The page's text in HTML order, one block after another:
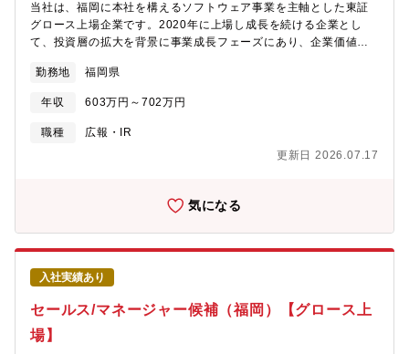
るセンター人員のリスキリングこれからのAI BPO時代において、
現場スタッフやSVに必要なスキルを再定義・整理します。それに
伴う教育・トレーニング体制の構築と実行を指揮し 、組織全体の
スキル底上げを牽引していただきます 。【募集背景】これまでの
発揮していただける方をお迎えしたいと考えています。同社のカ
（AR部））は現在、新ビジョン「労働集約型からの脱却と、AI時
代の価値創造パートナーへの進化（AR next vision）」を掲げ、
ューアップ」を実現する組織へと進化させるため、センター運営
ター・仙台泉センター・郡山センター）■関東エリア（東京センタ
ンター・大阪GAMELABO・広島センター）■九州エリア（博多セ
ンター・宮崎センター・熊本センター）【本ポジションで得られ
る経験】【1】BPO業界の構造変革をリードする経験「AI時代の
当社は、福岡に本社を構えるソフトウェア事業を主軸とした東証
グロース上場企業です。2020年に上場し成長を続ける企業とし
て、投資層の拡大を背景に事業成長フェーズにあり、企業価値向
連携し、IR戦略立立案から実務を支えていただける方を求めてい
ます。▼主な業務・IR計画の作成・投資家向け説明会・証券会社
向けセミナーの企画運営・投資家・アナリストとの面談調整およ
び運営・国内・海外投資家からの問い合わせ対応・決算説明資
資料の作成 など▼組織構成経営企画室室長、以下2名の少数精鋭
企画の幅広い業務に携わっていただく予定です。▼本ポジション
の魅力・経営陣と近い距離で連携しながら、IR戦略の企画から実
行まで一貫して携わることができます。経営方針や事業戦略を資
本市場へ適切に発信し、投資家との対話を通じて企業価値向上に
取り組めることが、このポジションの魅力です。・2020年に東証
グロース市場へ上場し、ソフトウェア事業を中核に事業拡大を進
めています。既存事業の成長に加え、新たな事業領域への展開に
も取り組んでおり、企業の成長を支えるさまざまな業務に携わる
ことができます。また、福岡・東京の勤務地選択が可能で、在宅
勤務地 福岡県
年収 603万円～702万円
職種
広報・IR
更新日 2026.07.17
気になる
入社実績あり
セールス/マネージャー候補（福岡）【グロース上
場】